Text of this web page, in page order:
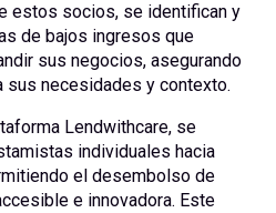
estos socios, se identifican y
de bajos ingresos que
sus negocios, asegurando
sus necesidades y contexto.
Lendwithcare, se
individuales hacia
el desembolso de
e innovadora. Este